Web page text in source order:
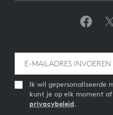
Ik wil gepersonaliseerde
kunt je op elk moment
privacybeleid.